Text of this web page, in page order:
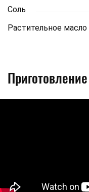
Соль
Растительное масло
Приготовление